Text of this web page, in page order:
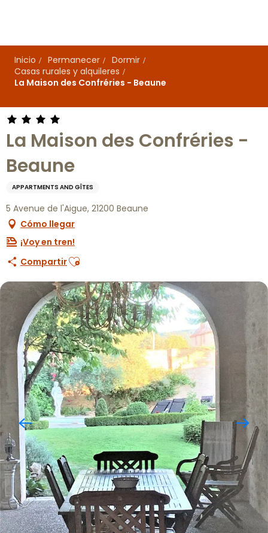
principal
Inicio
Permanecer
Dormir
Casas rurales y alquileres
La Maison des Confréries - Beaune
La Maison des Confréries -
Beaune
APPARTMENTS AND GÎTES
5 Avenue de l'Aigue, 21200 Beaune
Cómo llegar
¡Voy en tren!
CompartirAjouter aux favoris